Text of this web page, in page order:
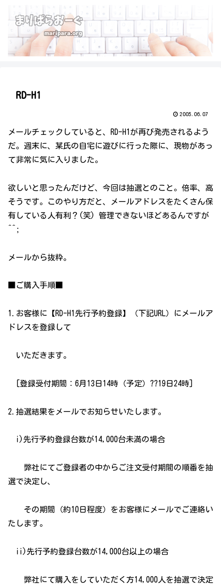
RD-H1
2005.06.07
メールチェックしていると、RD-H1が再び発売されるよう
だ。週末に、某氏の自宅に遊びに行った際に、現物があっ
て非常に気に入りました。
欲しいと思ったんだけど、今回は抽選とのこと。倍率、高
そうです。このやり方だと、メールアドレスをたくさん保
有している人有利？(笑) 管理できないほどあるんですが
^^;
メールから抜粋。
■ご購入手順■
1.お客様に【RD-H1先行予約登録】（下記URL）にメールア
ドレスを登録して
いただきます。
[登録受付期間：6月13日14時（予定）??19日24時]
2.抽選結果をメールでお知らせいたします。
i)先行予約登録台数が14,000台未満の場合
弊社にてご登録者の中からご注文受付期間の順番を抽
選で決定し、
その期間（約10日程度）をお客様にメールでご連絡い
たします。
ii)先行予約登録台数が14,000台以上の場合
弊社にて購入をしていただく方14,000人を抽選で決定